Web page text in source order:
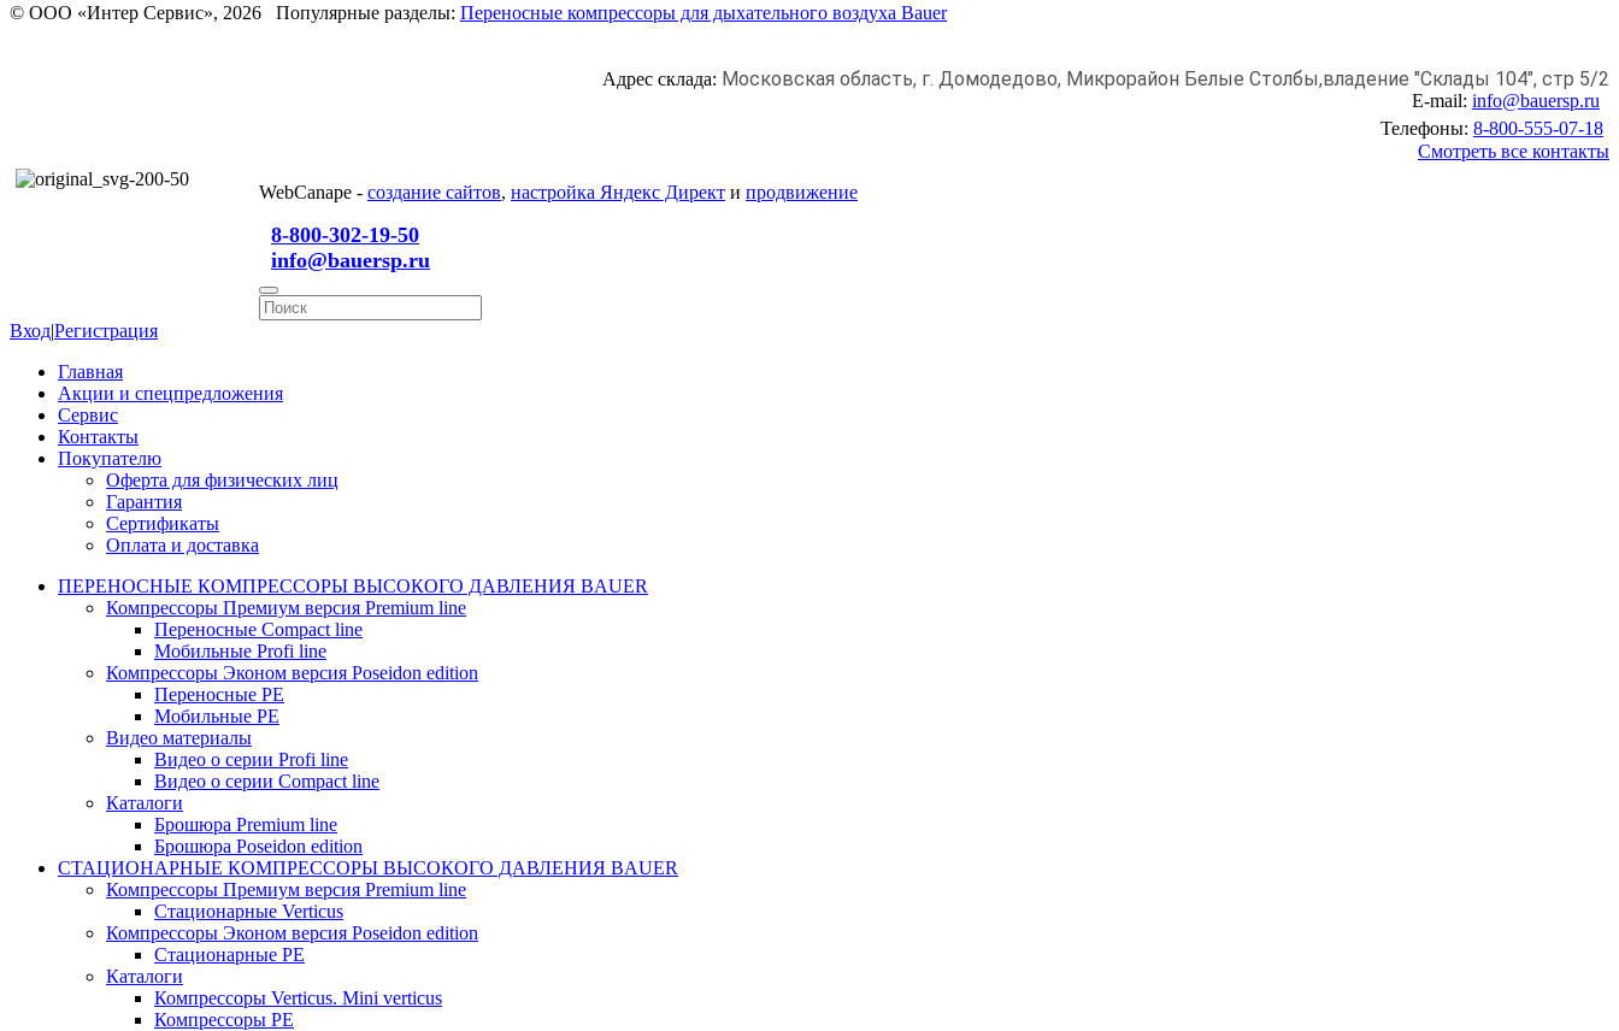
© ООО «Интер Сервис», 2026 Популярные разделы: Переносные компрессоры для дыхательного воздуха Bauer
Адрес склада: Московская область, г. Домодедово, Микрорайон Белые Столбы,владение "Склады 104", стр 5/2
E-mail: info@bauersp.ru
Телефоны: 8-800-555-07-18
Смотреть все контакты
WebCanape - создание сайтов, настройка Яндекс Директ и продвижение
8-800-302-19-50
info@bauersp.ru
Вход|Регистрация
Главная
Акции и спецпредложения
Сервис
Контакты
Покупателю
Оферта для физических лиц
Гарантия
Сертификаты
Оплата и доставка
ПЕРЕНОСНЫЕ КОМПРЕССОРЫ ВЫСОКОГО ДАВЛЕНИЯ BAUER
Компрессоры Премиум версия Premium line
Переносные Compact line
Мобильные Profi line
Компрессоры Эконом версия Poseidon edition
Переносные PE
Мобильные PE
Видео материалы
Видео о серии Profi line
Видео о серии Compact line
Каталоги
Брошюра Premium line
Брошюра Poseidon edition
СТАЦИОНАРНЫЕ КОМПРЕССОРЫ ВЫСОКОГО ДАВЛЕНИЯ BAUER
Компрессоры Премиум версия Premium line
Стационарные Verticus
Компрессоры Эконом версия Poseidon edition
Стационарные PE
Каталоги
Компрессоры Verticus. Mini verticus
Компрессоры PE